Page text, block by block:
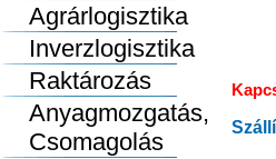
Agrárlogisztika
Inverzlogisztika
Raktározás
Anyagmozgatás,
Csomagolás